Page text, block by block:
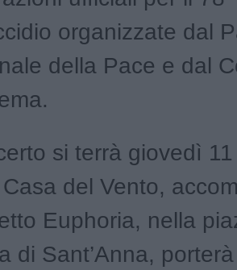
organizzate dal
della Pace e dal
si terrà giovedì
del Vento,
Euphoria, nella
di Sant’Anna,